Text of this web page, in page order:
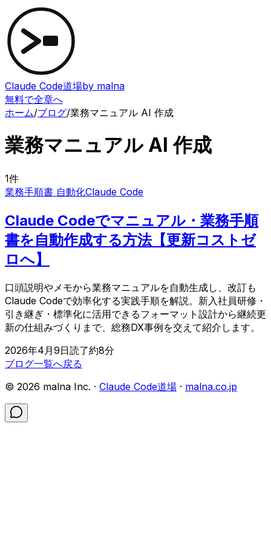
Claude Code道場by malna
無料で全章へ
ホーム/ブログ/業務マニュアル AI 作成
業務マニュアル AI 作成
1件
業務手順書 自動化Claude Code
Claude Codeでマニュアル・業務手順
書を自動作成する方法【更新コストゼ
ロへ】
口頭説明やメモから業務マニュアルを自動生成し、改訂も
Claude Codeで効率化する実践手順を解説。新入社員研修・
引き継ぎ・標準化に活用できるフォーマット設計から継続更
新の仕組みづくりまで、総務DX事例を交えて紹介します。
2026年4月9日読了約8分
ブログ一覧へ戻る
© 2026 malna Inc. · Claude Code道場 · malna.co.jp